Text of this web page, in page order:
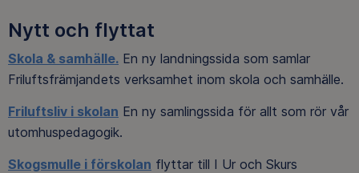
Nytt och flyttat
Skola & samhälle. En ny landningssida som samlar
Friluftsfrämjandets verksamhet inom skola och samhälle.
Friluftsliv i skolan En ny samlingssida för allt som rör vår
utomhuspedagogik.
Skogsmulle i förskolan flyttar till I Ur och Skurs